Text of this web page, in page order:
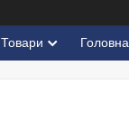
Товари Головна